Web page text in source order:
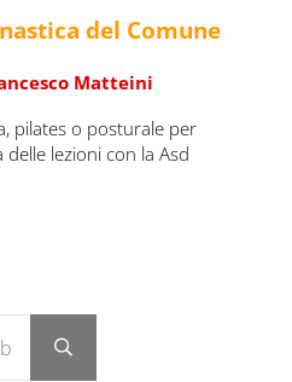
del Comune
Matteini
pilates o posturale per
lezioni con la Asd
Submit search